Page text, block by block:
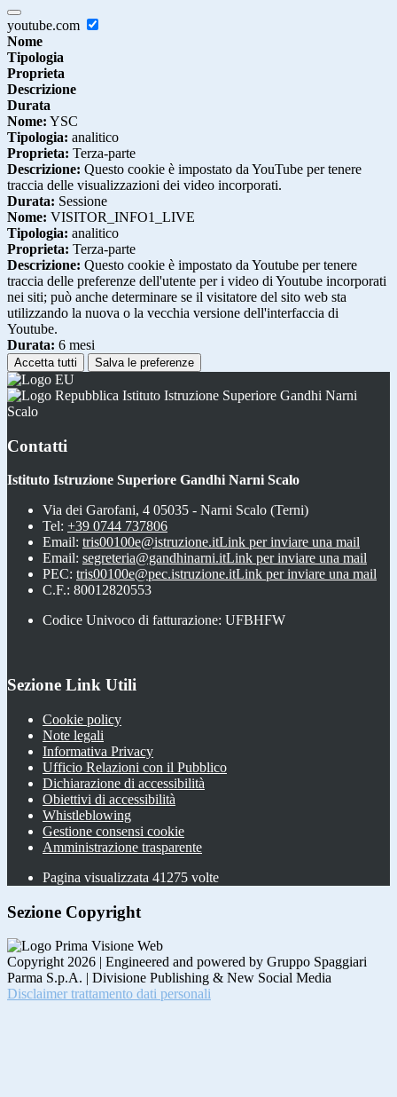
youtube.com
Nome
Tipologia
Proprieta
Descrizione
Durata
Nome: YSC
Tipologia: analitico
Proprieta: Terza-parte
Descrizione: Questo cookie è impostato da YouTube per tenere
traccia delle visualizzazioni dei video incorporati.
Durata: Sessione
Nome: VISITOR_INFO1_LIVE
Tipologia: analitico
Proprieta: Terza-parte
Descrizione: Questo cookie è impostato da Youtube per tenere
traccia delle preferenze dell'utente per i video di Youtube incorporati
nei siti; può anche determinare se il visitatore del sito web sta
utilizzando la nuova o la vecchia versione dell'interfaccia di
Youtube.
Durata: 6 mesi
Accetta tutti Salva le preferenze
Istituto Istruzione Superiore Gandhi Narni
Scalo
Contatti
Istituto Istruzione Superiore Gandhi Narni Scalo
Via dei Garofani, 4 05035 - Narni Scalo (Terni)
Tel: +39 0744 737806
Email: tris00100e@istruzione.itLink per inviare una mail
Email: segreteria@gandhinarni.itLink per inviare una mail
PEC: tris00100e@pec.istruzione.itLink per inviare una mail
C.F.: 80012820553
Codice Univoco di fatturazione: UFBHFW
Sezione Link Utili
Cookie policy
Note legali
Informativa Privacy
Ufficio Relazioni con il Pubblico
Dichiarazione di accessibilità
Obiettivi di accessibilità
Whistleblowing
Gestione consensi cookie
Amministrazione trasparente
Pagina visualizzata 41275 volte
Sezione Copyright
Copyright 2026 | Engineered and powered by Gruppo Spaggiari
Parma S.p.A. | Divisione Publishing & New Social Media
Disclaimer trattamento dati personali